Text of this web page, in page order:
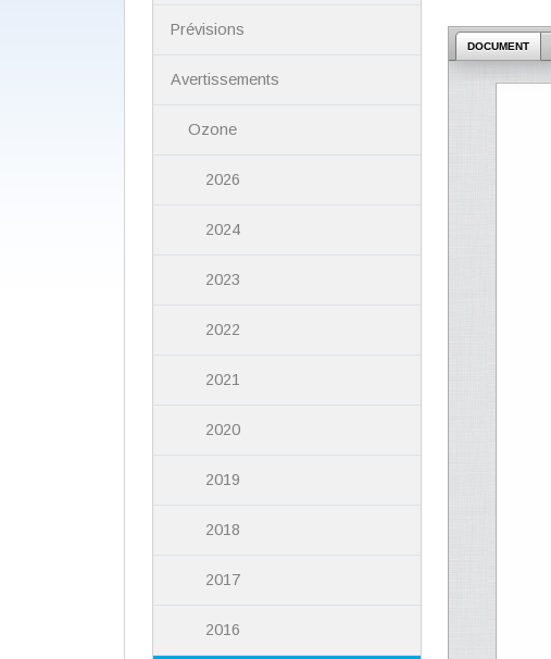
DOCUMENT
Prévisions
Avertissements
Ozone
2026
2024
2023
2022
2021
2020
2019
2018
2017
2016